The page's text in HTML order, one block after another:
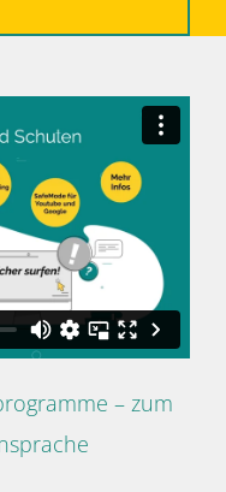
– zum